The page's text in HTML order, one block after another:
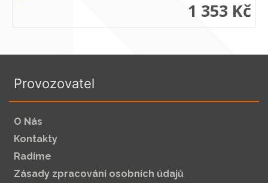
1 353 Kč
Provozovatel
O Nás
Kontakty
Radíme
Zásady zpracování osobních údajů